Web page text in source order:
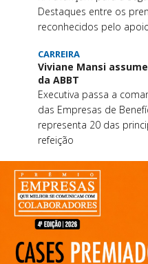
Destaques entre os
reconhecidos pelo
CARREIRA
Viviane Mansi
da ABBT
Executiva passa a
das Empresas de
representa 20 das
refeição